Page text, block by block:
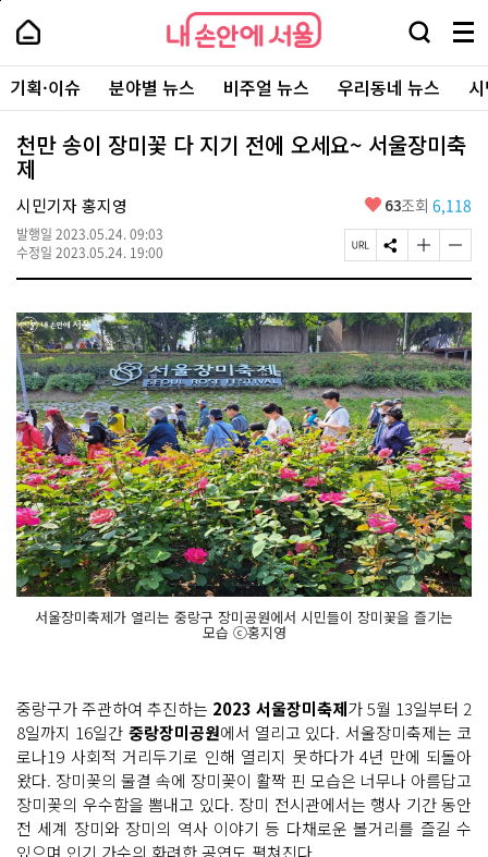
본
로
가
기
내
손
안
에
서
울
-
서
울
시
대
표
소
통
포
내
손
에
서
울
검
창
열
기
메
뉴
전
체
보
기
주
요
서
기획·이슈 분야별 뉴스 비주얼 뉴스 우리동네 뉴스
천만 송이 장미꽃 다 지기 전에 오세요~ 서울장미축
제
시민기자 홍지영
발행일 2023.05.24. 09:03
수정일 2023.05.24. 19:00
좋
요
63조회 6,118
페
이
U
R
L
복
사
S
N
공
유
하
기
글
자
기
크
게
변
경
하
기
글
자
기
작
게
변
경
하
기
서울장미축제가 열리는 중랑구 장미공원에서 시민들이 장미꽃을 즐기는
모습 ⓒ홍지영
중랑구가 주관하여 추진하는 2023 서울장미축제가 5월 13일부터 2
8일까지 16일간 중랑장미공원에서 열리고 있다. 서울장미축제는 코
로나19 사회적 거리두기로 인해 열리지 못하다가 4년 만에 되돌아
왔다. 장미꽃의 물결 속에 장미꽃이 활짝 핀 모습은 너무나 아름답고
장미꽃의 우수함을 뽐내고 있다. 장미 전시관에서는 행사 기간 동안
전 세계 장미와 장미의 역사 이야기 등 다채로운 볼거리를 즐길 수
있으며 인기 가수의 화려한 공연도 펼쳐진다.
페
상
단
으
로